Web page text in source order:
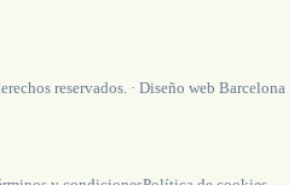
reservados. · Diseño web Barcelona